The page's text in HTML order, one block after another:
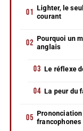
Lighter, le
courant
Pourquoi un
anglais
Le réflexe
La peur du
francophones